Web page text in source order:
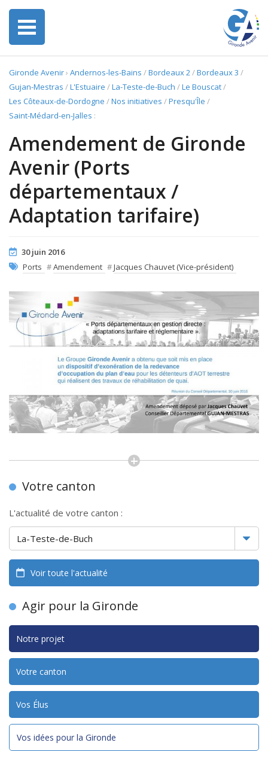
Gironde Avenir› Andernos-les-Bains /Bordeaux 2/Bordeaux 3 /
Gujan-Mestras /L'Estuaire /La-Teste-de-Buch /Le Bouscat/
Les Côteaux-de-Dordogne /Nos initiatives /Presqu'Île /
Saint-Médard-en-Jalles :
Amendement de Gironde
Avenir (Ports
départementaux /
Adaptation tarifaire)
30 juin 2016
Ports #Amendement #Jacques Chauvet (Vice-président)
Votre canton
L'actualité de votre canton :
Voir toute l'actualité
Agir pour la Gironde
Notre projet
Votre canton
Vos Élus
Vos idées pour la Gironde